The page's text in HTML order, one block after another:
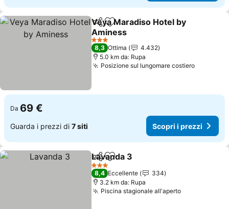
CondividiAggiungi ai preferiti
Veya Maradiso Hotel by
Aminess
3 Stelle
8,3 Ottima
4.432
5.0 km da: Rupa
Posizione sul lungomare costiero
Da 69 €
Guarda i prezzi di 7 siti Scopri i prezzi
CondividiAggiungi ai preferiti
Lavanda 3
3 Stelle
8,4 Eccellente
334
3.2 km da: Rupa
Piscina stagionale all'aperto